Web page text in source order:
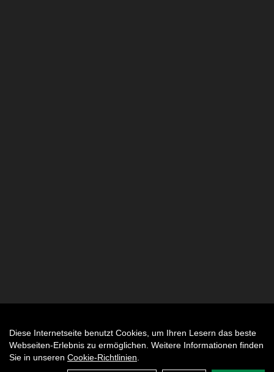
Diese Internetseite benutzt Cookies, um Ihren Lesern das beste
Webseiten-Erlebnis zu ermöglichen. Weitere Informationen finden
Sie in unseren Cookie-Richtlinien
Auftrag widerrufen